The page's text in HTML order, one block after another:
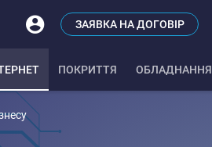
ЗАЯВКА НА ДОГОВІР
ПОКРИТТЯ ОБЛАДНАННЯ